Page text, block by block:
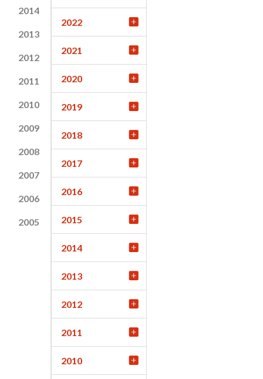
2014
2013
2012
2011
2010
2009
2008
2007
2006
2005
2022
2021
2020
2019
2018
2017
2016
2015
2014
2013
2012
2011
2010